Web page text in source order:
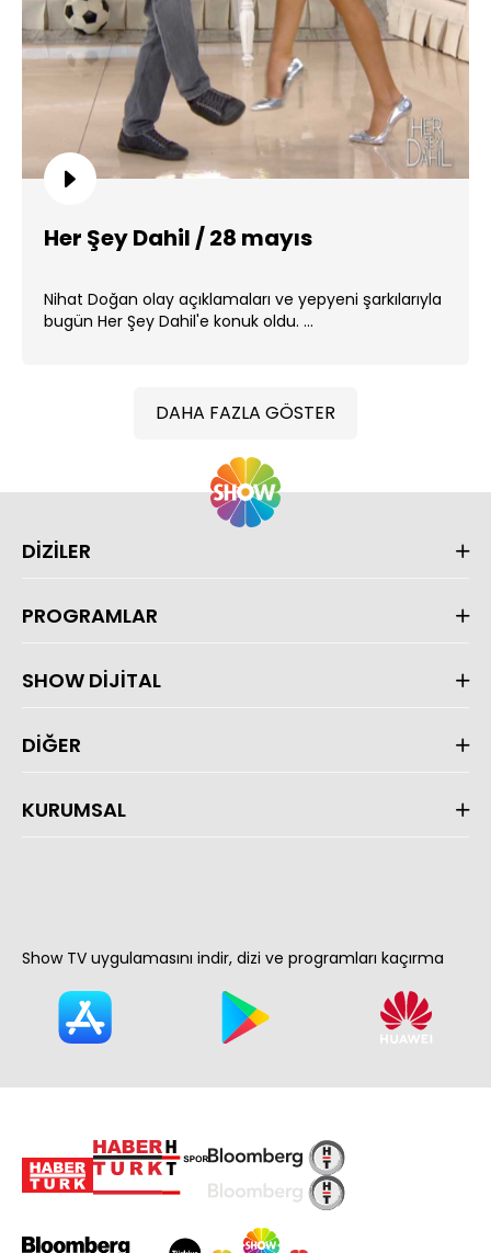
Her Şey Dahil / 28 mayıs
Nihat Doğan olay açıklamaları ve yepyeni şarkılarıyla
bugün Her Şey Dahil'e konuk oldu. ...
DAHA FAZLA GÖSTER
DİZİLER
PROGRAMLAR
SHOW DİJİTAL
DİĞER
KURUMSAL
Show TV uygulamasını indir, dizi ve programları kaçırma